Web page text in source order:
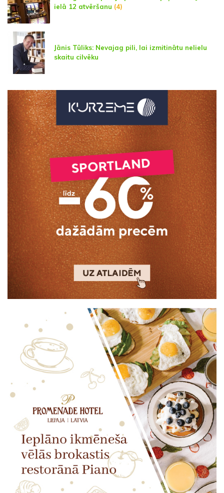
ielā 12 atvēršanu (4)
Jānis Tūliks: Nevajag pili, lai izmitinātu nelielu
skaitu cilvēku